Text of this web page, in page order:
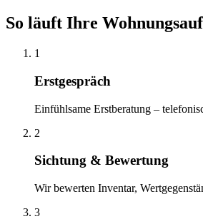
So läuft Ihre
1
Erstgespräch
Einfühlsame Erstberatung –
2
Sichtung & Bewertung
Wir bewerten Inventar,
3